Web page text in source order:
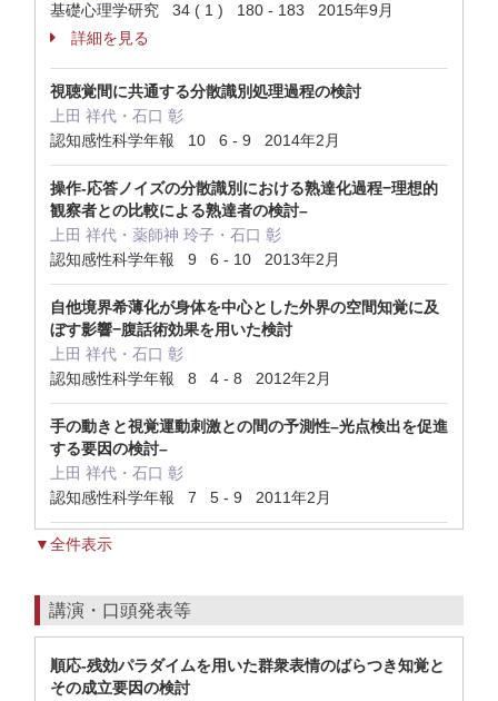
基礎心理学研究 34 ( 1 ) 180 - 183 2015年9月
詳細を見る
視聴覚間に共通する分散識別処理過程の検討
上田 祥代・石口 彰
認知感性科学年報 10 6 - 9 2014年2月
操作-応答ノイズの分散識別における熟達化過程−理想的
観察者との比較による熟達者の検討–
上田 祥代・薬師神 玲子・石口 彰
認知感性科学年報 9 6 - 10 2013年2月
自他境界希薄化が身体を中心とした外界の空間知覚に及
ぼす影響−腹話術効果を用いた検討
上田 祥代・石口 彰
認知感性科学年報 8 4 - 8 2012年2月
手の動きと視覚運動刺激との間の予測性–光点検出を促進
する要因の検討–
上田 祥代・石口 彰
認知感性科学年報 7 5 - 9 2011年2月
▼全件表示
講演・口頭発表等
順応-残効パラダイムを用いた群衆表情のばらつき知覚と
その成立要因の検討